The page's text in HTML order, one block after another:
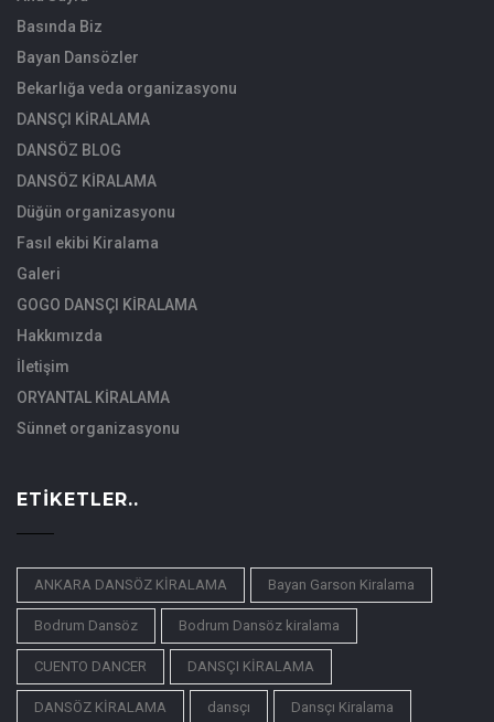
Basında Biz
Bayan Dansözler
Bekarlığa veda organizasyonu
DANSÇI KİRALAMA
DANSÖZ BLOG
DANSÖZ KİRALAMA
Düğün organizasyonu
Fasıl ekibi Kiralama
Galeri
GOGO DANSÇI KİRALAMA
Hakkımızda
İletişim
ORYANTAL KİRALAMA
Sünnet organizasyonu
ETIKETLER..
ANKARA DANSÖZ KİRALAMA Bayan Garson Kiralama
Bodrum Dansöz Bodrum Dansöz kiralama
CUENTO DANCER DANSÇI KİRALAMA
DANSÖZ KİRALAMA dansçı Dansçı Kiralama